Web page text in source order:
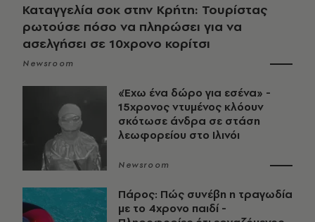
Καταγγελία σοκ στην Κρήτη: Τουρίστας
ρωτούσε πόσο να πληρώσει για να
ασελγήσει σε 10χρονο κορίτσι
Newsroom
«Έχω ένα δώρο για εσένα» -
15χρονος ντυμένος κλόουν
σκότωσε άνδρα σε στάση
λεωφορείου στο Ιλινόι
Newsroom
Πάρος: Πώς συνέβη η τραγωδία
με το 4χρονο παιδί -